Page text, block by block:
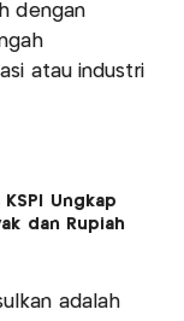
dengan
atau industri
Ungkap
dan Rupiah
adalah